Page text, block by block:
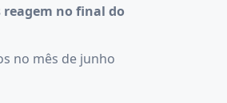
reagem no final do
no mês de junho